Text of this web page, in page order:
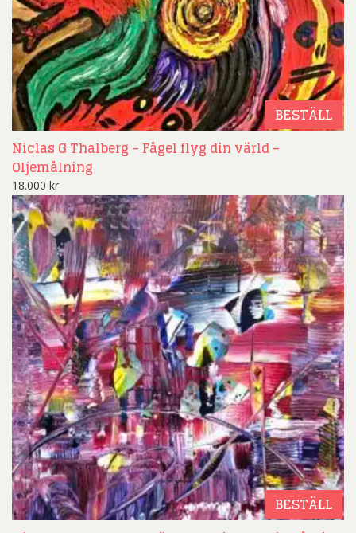
BESTÄLL
Niclas G Thalberg – Fågel flyg din värld –
Oljemålning
18.000 kr
BESTÄLL